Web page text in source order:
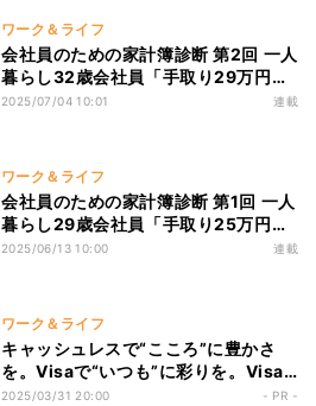
ワーク＆ライフ
会社員のための家計簿診断 第2回 一人
暮らし32歳会社員「手取り29万円、
貯金は約300万円、投資は怖いです」
2025/07/04 10:01 連載
ワーク＆ライフ
会社員のための家計簿診断 第1回 一人
暮らし29歳会社員「手取り25万円で
交際費4万5000円、これって多いで
2025/06/13 10:00 連載
ワーク＆ライフ
キャッシュレスで“こころ”に豊かさ
を。Visaで“いつも”に彩りを。Visa
と作る未来。
2025/03/31 20:00 - PR -